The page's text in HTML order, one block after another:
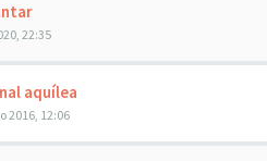
22:35
aquílea
2016, 12:06